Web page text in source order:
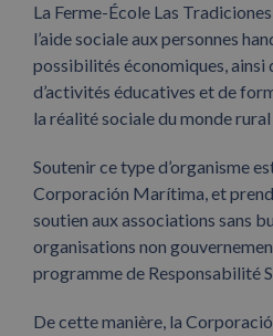
La Ferme-École Las
l’aide sociale aux personnes
possibilités économiques, ainsi
d’activités éducatives et de
la réalité sociale du monde
Soutenir ce type d’organisme
Corporación Marítima, et
soutien aux associations sans
organisations non
programme de Responsabilité
De cette manière, la